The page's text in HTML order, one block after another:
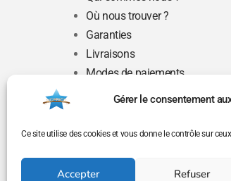
Gérer le consentement
Ce site utilise des cookies et vous donne le contrôle sur
Accepter Refuser
Où nous trouver ?
Garanties
Livraisons
Modes de paiements
Mentions légales
Moyens de paiement